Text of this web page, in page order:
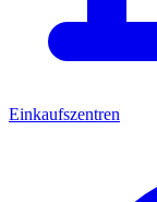
Einkaufszentren